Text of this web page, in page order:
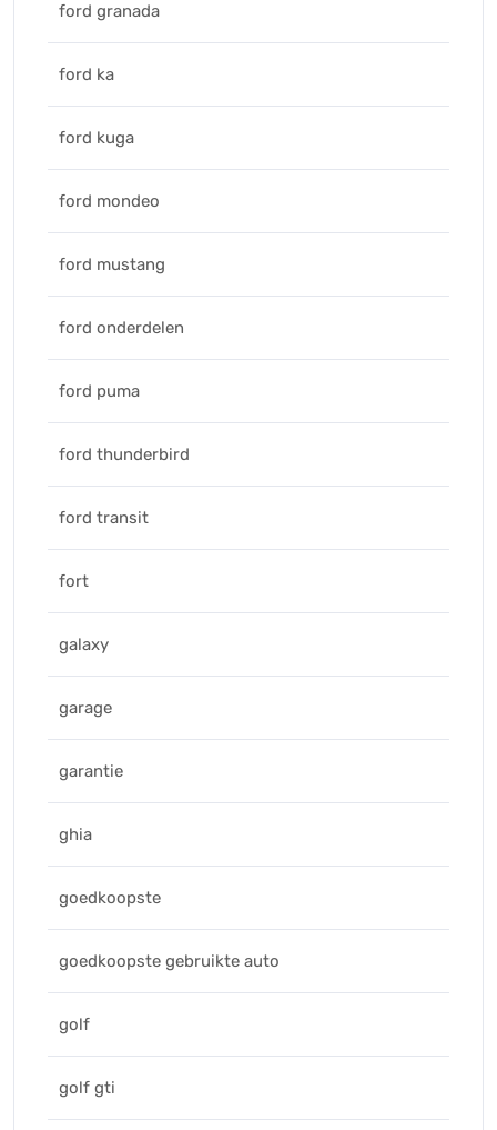
ford granada
ford ka
ford kuga
ford mondeo
ford mustang
ford onderdelen
ford puma
ford thunderbird
ford transit
fort
galaxy
garage
garantie
ghia
goedkoopste
goedkoopste gebruikte auto
golf
golf gti